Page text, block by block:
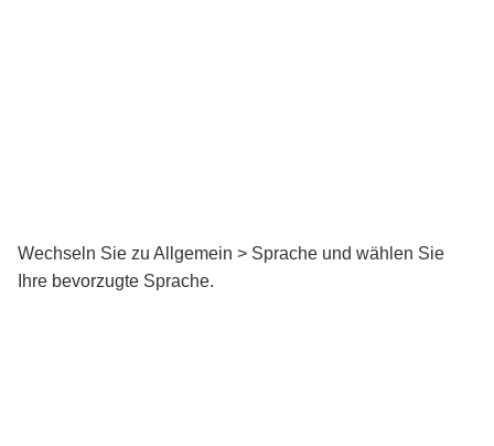
Wechseln Sie zu Allgemein > Sprache und wählen Sie
Ihre bevorzugte Sprache.